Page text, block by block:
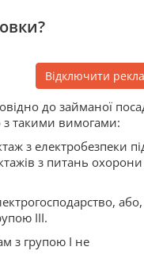
Відключити
до займаної
з такими вимогами:
з електробезпеки
з питань охорони
або,
III.
з групою I не